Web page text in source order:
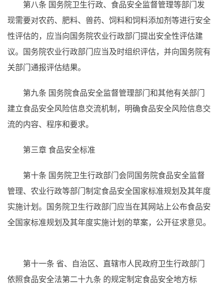
第八条 国务院卫生行政、食品安全监督管理等部门发
现需要对农药、肥料、兽药、饲料和饲料添加剂等进行安全
性评估的，应当向国务院农业行政部门提出安全性评估建
议。国务院农业行政部门应当及时组织评估，并向国务院有
关部门通报评估结果。
第九条 国务院食品安全监督管理部门和其他有关部门
建立食品安全风险信息交流机制，明确食品安全风险信息交
流的内容、程序和要求。
第三章 食品安全标准
第十条 国务院卫生行政部门会同国务院食品安全监督
管理、农业行政等部门制定食品安全国家标准规划及其年度
实施计划。国务院卫生行政部门应当在其网站上公布食品安
全国家标准规划及其年度实施计划的草案，公开征求意见。
第十一条 省、自治区、直辖市人民政府卫生行政部门
依照食品安全法第二十九条 的规定制定食品安全地方标